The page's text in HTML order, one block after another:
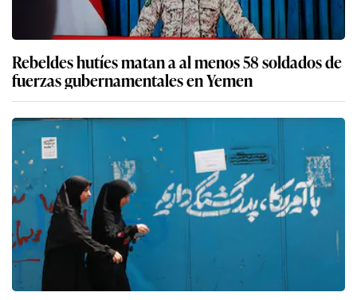
Rebeldes hutíes matan a al menos 58 soldados de
fuerzas gubernamentales en Yemen